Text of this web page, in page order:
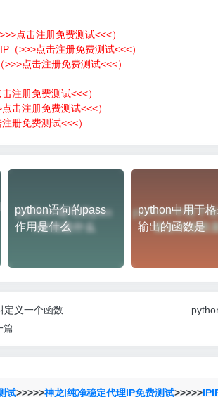
点击注册免费测试<<<）
（>>>点击注册免费测试<<<）
点击注册免费测试<<<）
注册免费测试<<<）
击注册免费测试<<<）
册免费测试<<<）
python语句的pass
作用是什么
python中用于
输出的函数是
定义一个函数
篇
试>>>>>神龙|纯净稳定代理IP免费测试>>>>>